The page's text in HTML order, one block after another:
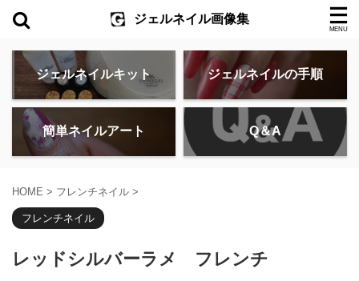
ジェルネイル画像集
ジェルネイルキット ジェルネイルの手順
簡単ネイルアート Q＆A
HOME > フレンチネイル >
フレンチネイル
レッドシルバーラメ フレンチ